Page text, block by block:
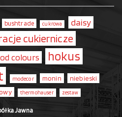
bushtrade cukrowa daisy
cukiernicze
colours hokus
modecor monin niebieski
thermohauser zestaw
Jawna